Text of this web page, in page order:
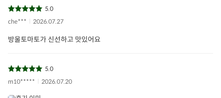
5.0
che***
2026.07.27
방울토마토가 신선하고 맛있어요
5.0
m10*****
2026.07.20